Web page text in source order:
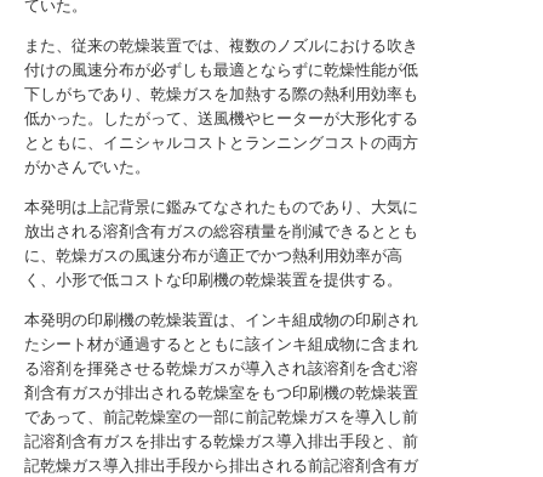
ていた。
また、従来の乾燥装置では、複数のノズルにおける吹き
付けの風速分布が必ずしも最適とならずに乾燥性能が低
下しがちであり、乾燥ガスを加熱する際の熱利用効率も
低かった。したがって、送風機やヒーターが大形化する
とともに、イニシャルコストとランニングコストの両方
がかさんでいた。
本発明は上記背景に鑑みてなされたものであり、大気に
放出される溶剤含有ガスの総容積量を削減できるととも
に、乾燥ガスの風速分布が適正でかつ熱利用効率が高
く、小形で低コストな印刷機の乾燥装置を提供する。
本発明の印刷機の乾燥装置は、インキ組成物の印刷され
たシート材が通過するとともに該インキ組成物に含まれ
る溶剤を揮発させる乾燥ガスが導入され該溶剤を含む溶
剤含有ガスが排出される乾燥室をもつ印刷機の乾燥装置
であって、前記乾燥室の一部に前記乾燥ガスを導入し前
記溶剤含有ガスを排出する乾燥ガス導入排出手段と、前
記乾燥ガス導入排出手段から排出される前記溶剤含有ガ